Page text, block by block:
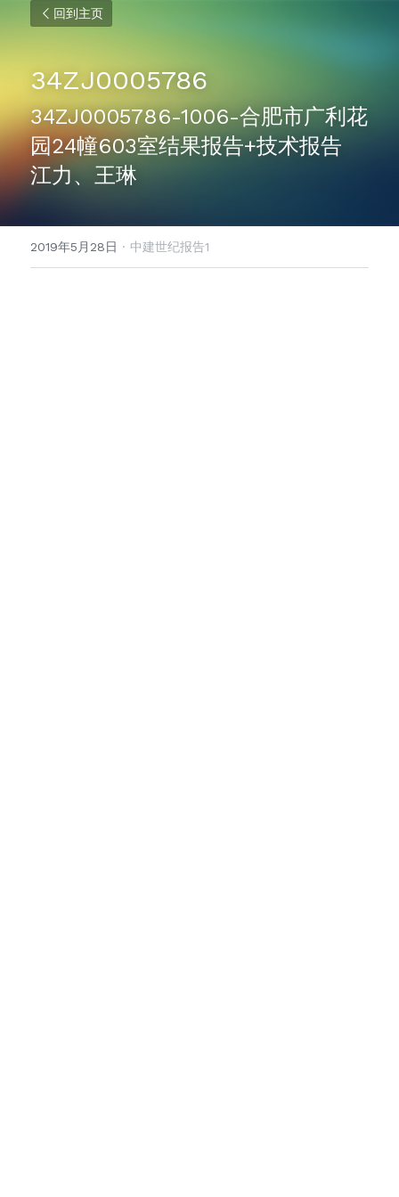
回到主页
34ZJ0005786
34ZJ0005786-1006-合肥市广利花
园24幢603室结果报告+技术报告
江力、王琳
2019年5月28日 · 中建世纪报告1